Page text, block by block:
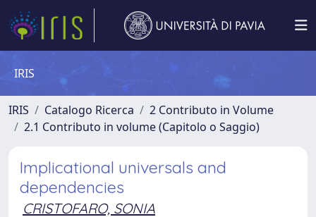
IRIS
IRIS Catalogo Ricerca
2 Contributo in Volume
2.1 Contributo in volume (Capitolo o Saggio)
Implicational universals and
dependencies
CRISTOFARO, SONIA